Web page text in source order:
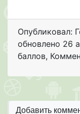
Опубликовал:
обновлено 26
баллов,
Добавить